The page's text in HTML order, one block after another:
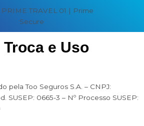
e Uso
pela Too Seguros S.A. – CNPJ:
SUSEP: 0665-3 – Nº Processo SUSEP: